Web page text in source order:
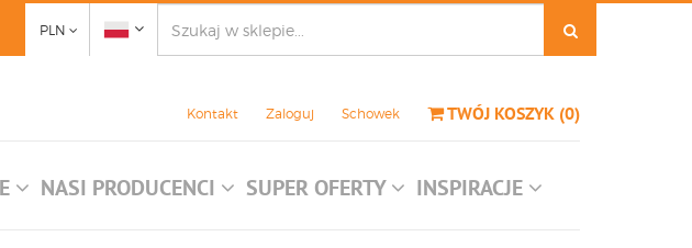
PLN
Kontakt Zaloguj Schowek TWÓJ KOSZYK (0)
NASI PRODUCENCI SUPER OFERTY INSPIRACJE